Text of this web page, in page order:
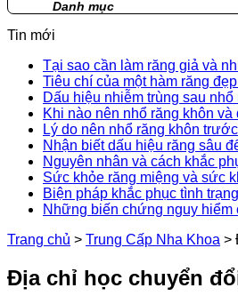
Danh mục
Tin mới
Tại sao cần làm răng giả và
Tiêu chí của một hàm răng
Dấu hiệu nhiễm trùng sau
Khi nào nên nhổ răng khôn
Lý do nên nhổ răng khôn
Nhận biết dấu hiệu răng sâu
Nguyên nhân và cách khắc
Sức khỏe răng miệng và sức
Biện pháp khắc phục tình
Những biến chứng nguy hiểm
Trang chủ > Trung Cấp Nha Khoa >
Địa chỉ học chuyển